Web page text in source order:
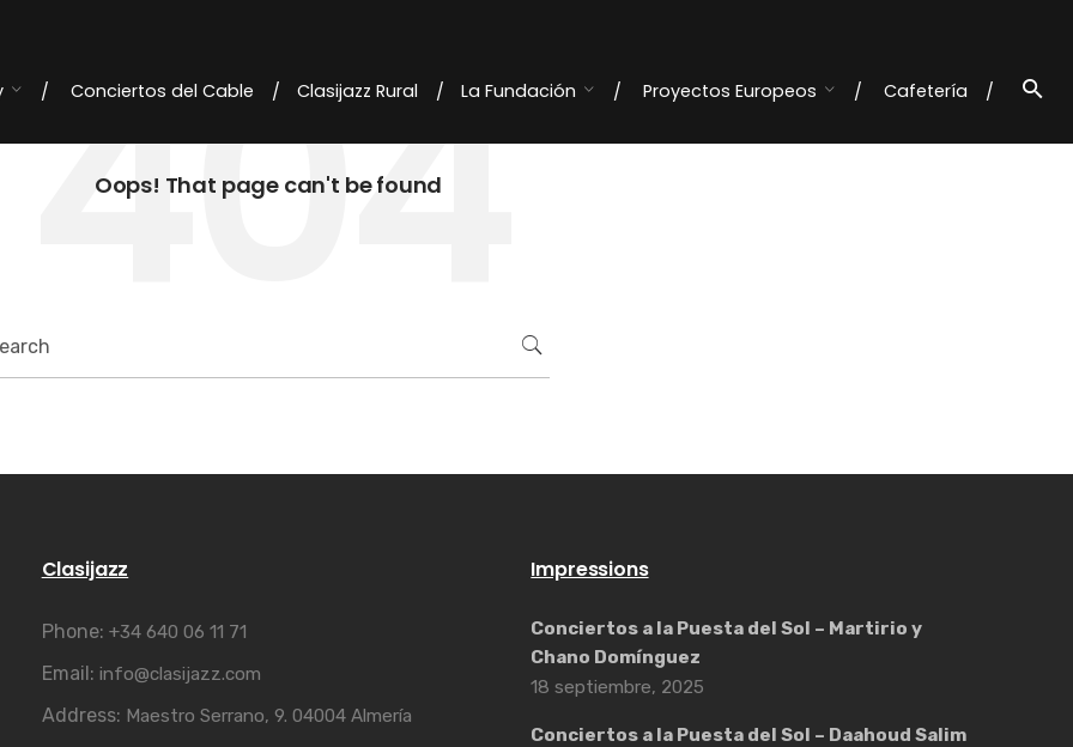
Conciertos del Cable Clasijazz Rural La Fundación Proyectos Europeos
Cafetería
404
Oops! That page can't be found
Clasijazz
Phone: +34 640 06 11 71
Email: info@clasijazz.com
Address: Maestro Serrano, 9. 04004 Almería
Impressions
Conciertos a la Puesta del Sol – Martirio y
Chano Domínguez
18 septiembre, 2025
Conciertos a la Puesta del Sol – Daahoud Salim